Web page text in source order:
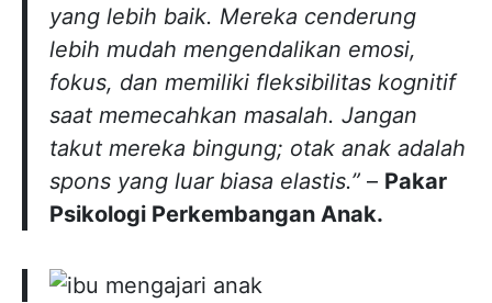
yang lebih baik. Mereka cenderung
lebih mudah mengendalikan emosi,
fokus, dan memiliki fleksibilitas kognitif
saat memecahkan masalah. Jangan
takut mereka bingung; otak anak adalah
spons yang luar biasa elastis.” – Pakar
Psikologi Perkembangan Anak.